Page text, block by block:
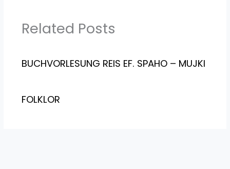
Related Posts
BUCHVORLESUNG REIS EF. SPAHO – MUJKI
FOLKLOR